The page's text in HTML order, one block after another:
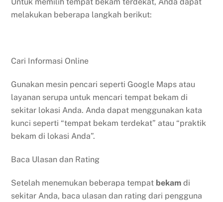
melakukan beberapa langkah berikut:
Cari Informasi Online
Gunakan mesin pencari seperti Google Maps atau
layanan serupa untuk mencari tempat bekam di
sekitar lokasi Anda. Anda dapat menggunakan kata
kunci seperti “tempat bekam terdekat” atau “praktik
bekam di lokasi Anda”.
Baca Ulasan dan Rating
Setelah menemukan beberapa tempat bekam di
sekitar Anda, baca ulasan dan rating dari pengguna